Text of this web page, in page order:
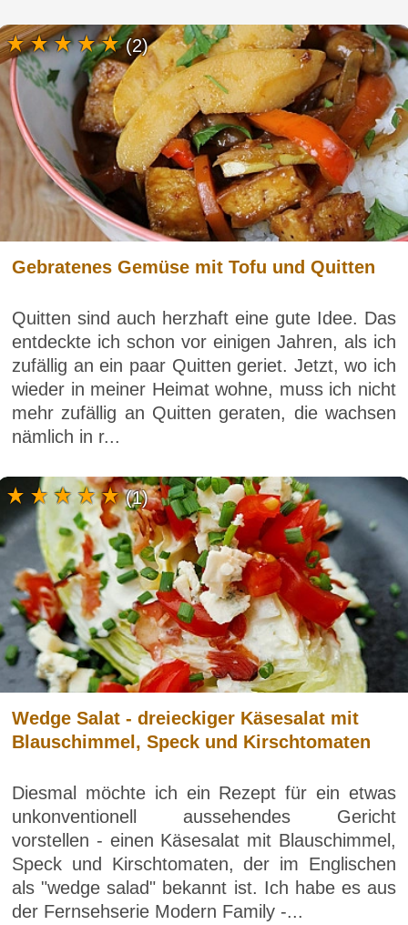
Gebratenes Gemüse mit Tofu und Quitten
Quitten sind auch herzhaft eine gute Idee. Das
entdeckte ich schon vor einigen Jahren, als ich
zufällig an ein paar Quitten geriet. Jetzt, wo ich
wieder in meiner Heimat wohne, muss ich nicht
mehr zufällig an Quitten geraten, die wachsen
nämlich in r...
(2)
Wedge Salat - dreieckiger Käsesalat mit
Blauschimmel, Speck und Kirschtomaten
Diesmal möchte ich ein Rezept für ein etwas
unkonventionell aussehendes Gericht
vorstellen - einen Käsesalat mit Blauschimmel,
Speck und Kirschtomaten, der im Englischen
als "wedge salad" bekannt ist. Ich habe es aus
der Fernsehserie Modern Family -...
(1)